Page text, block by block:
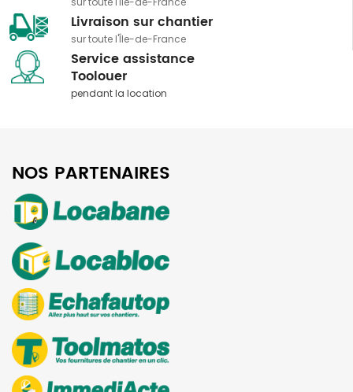
Livraison sur chantier
sur toute l'Île-de-France
Service assistance
​​​​​​​Toolouer
pendant la location
NOS PARTENAIRES